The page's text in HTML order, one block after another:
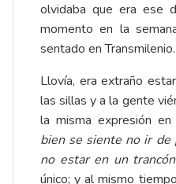
olvidaba que era ese
momento en la
sentado en Transmilenio.
Llovía, era extraño
las sillas y a la gente
la misma expresión
bien se siente no ir de
no estar en un
único; y al mismo